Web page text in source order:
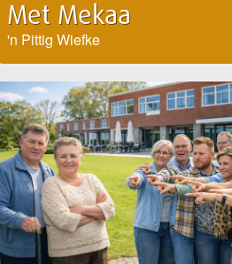
Met Mekaa
'n Pittig Wiefke